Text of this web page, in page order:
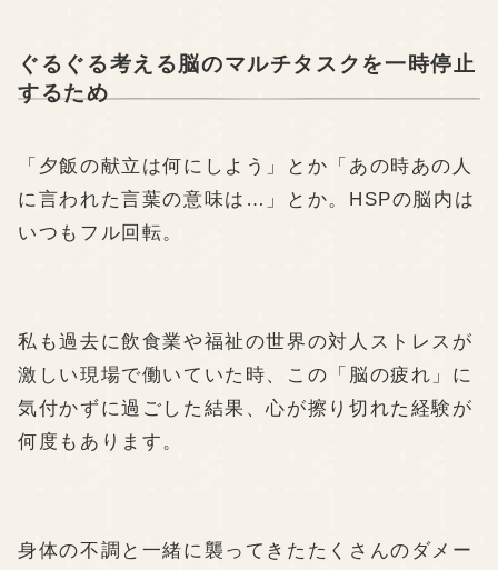
ぐるぐる考える脳のマルチタスクを一時停止
するため
「夕飯の献立は何にしよう」とか「あの時あの人
に言われた言葉の意味は…」とか。HSPの脳内は
いつもフル回転。
私も過去に飲食業や福祉の世界の対人ストレスが
激しい現場で働いていた時、この「脳の疲れ」に
気付かずに過ごした結果、心が擦り切れた経験が
何度もあります。
身体の不調と一緒に襲ってきたたくさんのダメー